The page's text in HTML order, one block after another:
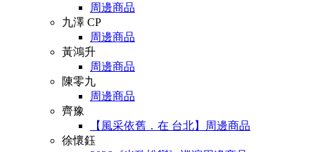
周邊商品
九澤 CP
周邊商品
黃鴻升
周邊商品
陳零九
周邊商品
齊豫
【風采依舊．在 台北】周邊商品
徐懷鈺